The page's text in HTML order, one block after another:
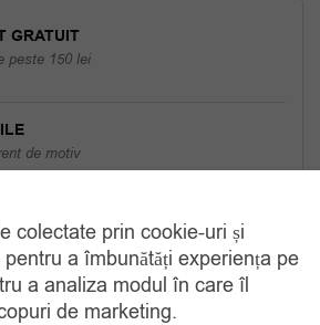
GRATUIT
peste 150 lei
de motiv
colectate prin cookie-uri și
a îmbunătăți experiența pe
a analiza modul în care îl
de marketing.